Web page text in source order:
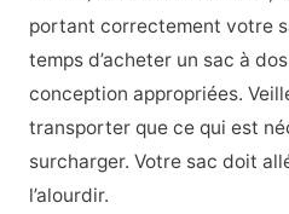
portant correctement votre
temps d’acheter un sac à
conception appropriées.
transporter que ce qui est
surcharger. Votre sac doit
l’alourdir.